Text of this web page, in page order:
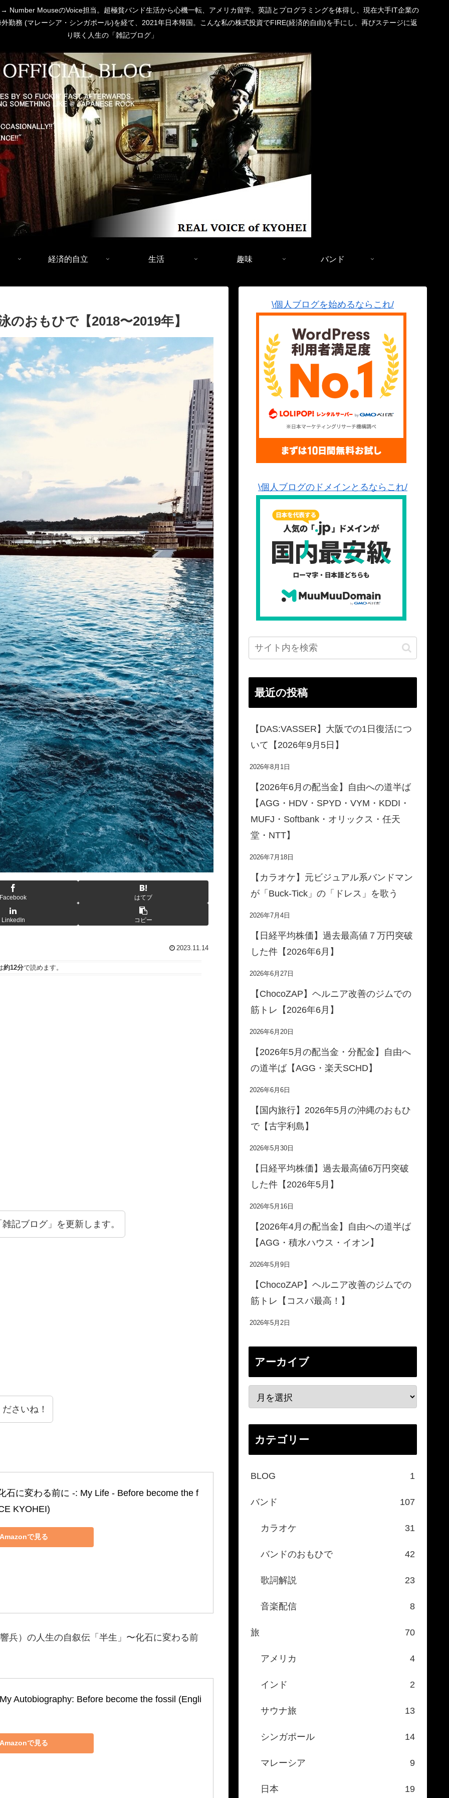
MouseのVoice担当。超極貧バンド生活から心機一転、アメリカ留学。英語とプログラミングを体得し、現在大手IT企業の
勤務 (マレーシア・シンガポール)を経て、2021年日本帰国。こんな私の株式投資でFIRE(経済的自由)を手にし、再びステージに返
り咲く人生の「雑記ブログ」
経済的自立 生活 趣味 バンド
おもひで【2018〜2019年】
Facebook はてブ
LinkedIn コピー
2023.11.14
約12分で読めます。
記ブログ」を更新します。
さいね！
石に変わる前に ‐: My Life ‐ Before become the f
KYOHEI)
で見る
兵）の人生の自叙伝「半生」〜化石に変わる前
Autobiography: Before become the fossil (Engli
で見る
\個人ブログを始めるならこれ/
\個人ブログのドメインとるならこれ/
最近の投稿
【DAS:VASSER】大阪での1日復活につ
いて【2026年9月5日】
2026年8月1日
【2026年6月の配当金】自由への道半ば
【AGG・HDV・SPYD・VYM・KDDI・
MUFJ・Softbank・オリックス・任天
堂・NTT】
2026年7月18日
【カラオケ】元ビジュアル系バンドマン
が「Buck-Tick」の「ドレス」を歌う
2026年7月4日
【日経平均株価】過去最高値７万円突破
した件【2026年6月】
2026年6月27日
【ChocoZAP】ヘルニア改善のジムでの
筋トレ【2026年6月】
2026年6月20日
【2026年5月の配当金・分配金】自由へ
の道半ば【AGG・楽天SCHD】
2026年6月6日
【国内旅行】2026年5月の沖縄のおもひ
で【古宇利島】
2026年5月30日
【日経平均株価】過去最高値6万円突破
した件【2026年5月】
2026年5月16日
【2026年4月の配当金】自由への道半ば
【AGG・積水ハウス・イオン】
2026年5月9日
【ChocoZAP】ヘルニア改善のジムでの
筋トレ【コスパ最高！】
2026年5月2日
アーカイブ
カテゴリー
BLOG 1
バンド 107
カラオケ 31
バンドのおもひで 42
歌詞解説 23
音楽配信 8
旅 70
アメリカ 4
インド 2
サウナ旅 13
シンガポール 14
マレーシア 9
日本 19